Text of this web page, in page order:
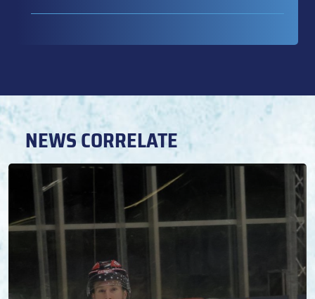
NEWS CORRELATE